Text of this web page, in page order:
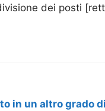
dei posti
in un altro grado